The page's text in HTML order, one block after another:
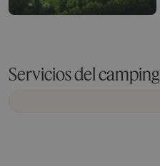
Servicios del camping